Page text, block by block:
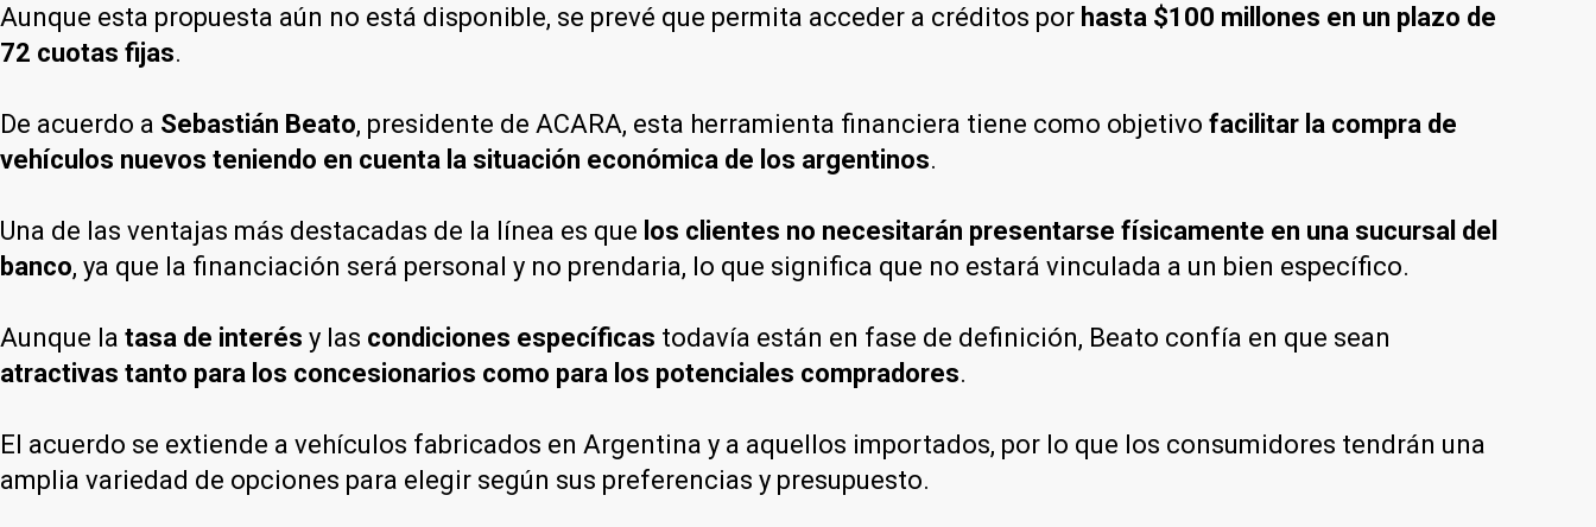
Aunque esta propuesta aún no está disponible, se prevé que permita acceder a créditos por hasta $100 millones en un plazo de
72 cuotas fijas.
De acuerdo a Sebastián Beato, presidente de ACARA, esta herramienta financiera tiene como objetivo facilitar la compra de
vehículos nuevos teniendo en cuenta la situación económica de los argentinos.
Una de las ventajas más destacadas de la línea es que los clientes no necesitarán presentarse físicamente en una sucursal del
banco, ya que la financiación será personal y no prendaria, lo que significa que no estará vinculada a un bien específico.
Aunque la tasa de interés y las condiciones específicas todavía están en fase de definición, Beato confía en que sean
atractivas tanto para los concesionarios como para los potenciales compradores.
El acuerdo se extiende a vehículos fabricados en Argentina y a aquellos importados, por lo que los consumidores tendrán una
amplia variedad de opciones para elegir según sus preferencias y presupuesto.